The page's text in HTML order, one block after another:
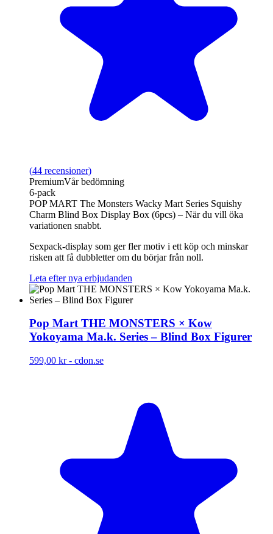
(44 recensioner)
PremiumVår bedömning
6-pack
POP MART The Monsters Wacky Mart Series Squishy
Charm Blind Box Display Box (6pcs) – När du vill öka
variationen snabbt.
Sexpack-display som ger fler motiv i ett köp och minskar
risken att få dubbletter om du börjar från noll.
Leta efter nya erbjudanden
Pop Mart THE MONSTERS × Kow
Yokoyama Ma.k. Series – Blind Box Figurer
599,00 kr- cdon.se